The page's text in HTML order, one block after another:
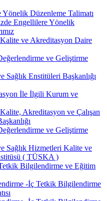
Yönelik Düzenleme Talimatı
Engellilere Yönelik
ve Akreditasyon Daire
ve Geliştirme
Enstitüleri Başkanlığı
İle İlgili Kurum ve
Akreditasyon ve Çalışan
ve Geliştirme
Sağlık Hizmetleri Kalite ve
( TÜSKA )
Bilgilendirme ve Eğitim
-İç Tetkik Bilgilendirme